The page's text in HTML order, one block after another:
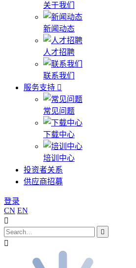
关于我们
新闻动态
人才招聘
联系我们
服务支持
常见问题
下载中心
培训中心
投资者关系
供应商招募
登录
CN EN